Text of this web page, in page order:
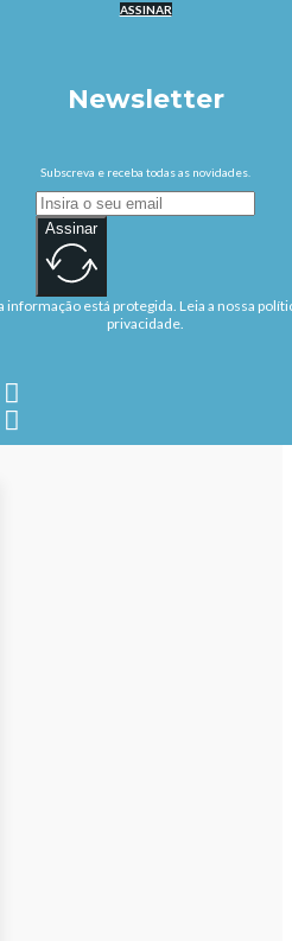
ASSINAR
Newsletter
Subscreva e receba todas as novidades.
Assinar
informação está protegida. Leia a nossa
privacidade.